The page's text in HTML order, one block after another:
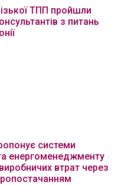
ТПП пройшли
з питань
системи
енергоменеджменту
виробничих втрат через